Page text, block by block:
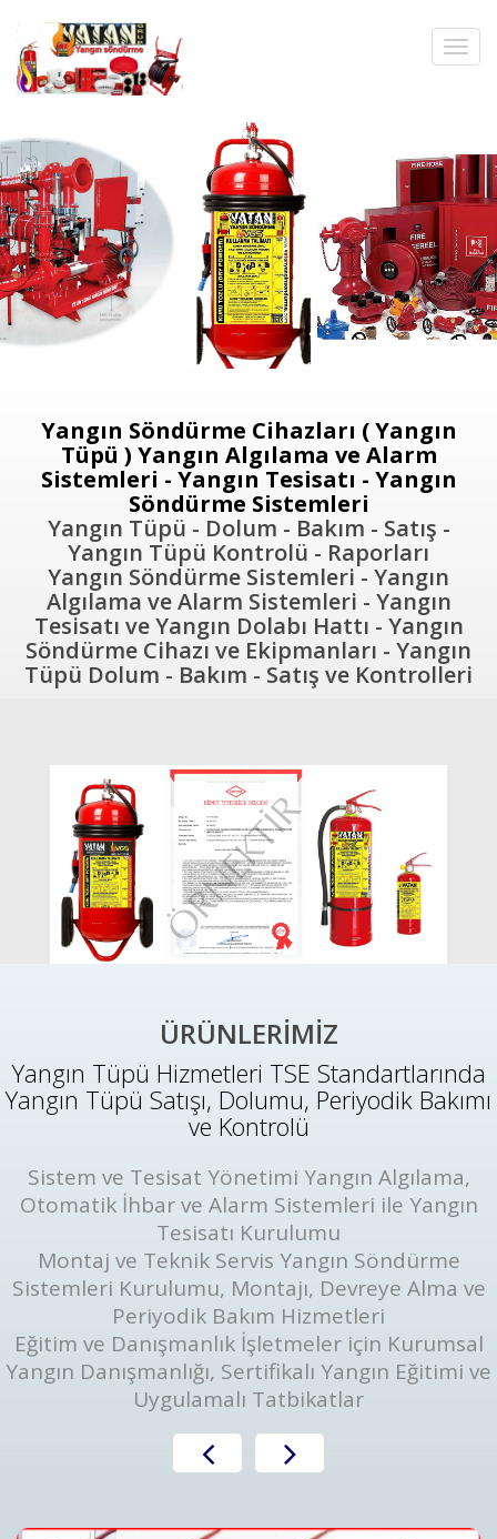
Yangın Söndürme Cihazları ( Yangın
Tüpü ) Yangın Algılama ve Alarm
Sistemleri - Yangın Tesisatı - Yangın
Söndürme Sistemleri
Yangın Tüpü - Dolum - Bakım - Satış -
Yangın Tüpü Kontrolü - Raporları
Yangın Söndürme Sistemleri - Yangın
Algılama ve Alarm Sistemleri - Yangın
Tesisatı ve Yangın Dolabı Hattı - Yangın
Söndürme Cihazı ve Ekipmanları - Yangın
Tüpü Dolum - Bakım - Satış ve Kontrolleri
ÜRÜNLERİMİZ
Yangın Tüpü Hizmetleri TSE Standartlarında
Yangın Tüpü Satışı, Dolumu, Periyodik Bakımı
ve Kontrolü
Sistem ve Tesisat Yönetimi Yangın Algılama,
Otomatik İhbar ve Alarm Sistemleri ile Yangın
Tesisatı Kurulumu
Montaj ve Teknik Servis Yangın Söndürme
Sistemleri Kurulumu, Montajı, Devreye Alma ve
Periyodik Bakım Hizmetleri
Eğitim ve Danışmanlık İşletmeler için Kurumsal
Yangın Danışmanlığı, Sertifikalı Yangın Eğitimi ve
Uygulamalı Tatbikatlar